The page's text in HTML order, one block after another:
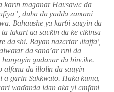
karin maganar Hausawa da
duba da yadda zamani
Bahaushe ya karɓi sauyin da
ta lakari da sauƙin da ke cikinsa
da shi. Bayan nazartar litaffai,
da sana’ar rini da
gudanar da bincike.
alfanu da illolin da sauyin
a garin Sakkwato. Haka kuma,
waɗanda idan aka yi amfani